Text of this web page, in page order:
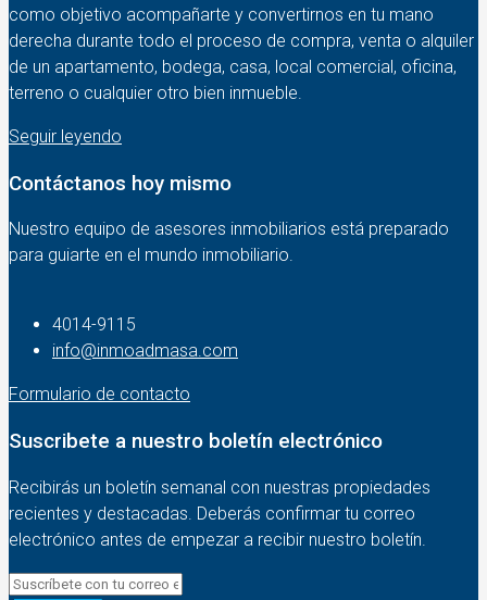
como objetivo acompañarte y convertirnos en tu mano
derecha durante todo el proceso de compra, venta o alquiler
de un apartamento, bodega, casa, local comercial, oficina,
terreno o cualquier otro bien inmueble.
Seguir leyendo
Contáctanos hoy mismo
Nuestro equipo de asesores inmobiliarios está preparado
para guiarte en el mundo inmobiliario.
4014-9115‬
info@inmoadmasa.com
Formulario de contacto
Suscribete a nuestro boletín electrónico
Recibirás un boletín semanal con nuestras propiedades
recientes y destacadas. Deberás confirmar tu correo
electrónico antes de empezar a recibir nuestro boletín.